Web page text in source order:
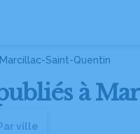
Saint-Quentin
à
ville